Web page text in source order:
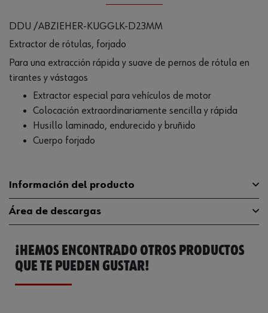
DDU /ABZIEHER-KUGGLK-D23MM
Extractor de rótulas, forjado
Para una extracción rápida y suave de pernos de rótula en
tirantes y vástagos
Extractor especial para vehículos de motor
Colocación extraordinariamente sencilla y rápida
Husillo laminado, endurecido y bruñido
Cuerpo forjado
Información del producto
Ancho de fijación externa 23 mm
Dimensión de la rosca M14 x 1,5
Profundidad de sujeción
Área de descargas
Catálogo General 07155229
¡HEMOS ENCONTRADO OTROS PRODUCTOS
QUE TE PUEDEN GUSTAR!